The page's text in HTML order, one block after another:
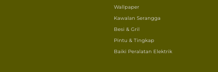
Wallpaper
Kawalan Serangga
Besi & Gril
Pintu & Tingkap
Baiki Peralatan Elektrik